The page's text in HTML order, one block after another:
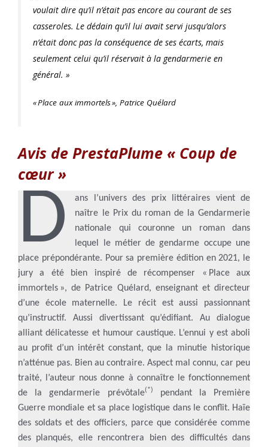
voulait dire qu’il n’était pas encore au courant de ses
casseroles. Le dédain qu’il lui avait servi jusqu’alors
n’était donc pas la conséquence de ses écarts, mais
seulement celui qu’il réservait à la gendarmerie en
général. »
« Place aux immortels », Patrice Quélard
Avis de PrestaPlume « Coup de
cœur »
D
ans l’univers des prix littéraires vient de
naître le Prix du roman de la Gendarmerie
nationale qui couronne un roman dans
lequel le métier de gendarme occupe une
place prépondérante. Pour sa première édition en 2021, le
jury a été bien inspiré de récompenser « Place aux
immortels », de Patrice Quélard, enseignant et directeur
d’une école maternelle. Le récit est aussi passionnant
qu’instructif. Aussi divertissant qu’édifiant. Au dialogue
alliant délicatesse et humour caustique. L’ennui y est aboli
au profit d’un intérêt constant, que la minutie historique
n’atténue pas. Bien au contraire. Aspect mal connu, car peu
traité, l’auteur nous donne à connaître le fonctionnement
de la gendarmerie prévôtale(*)
pendant la Première
Guerre mondiale et sa place logistique dans le conflit. Haïe
des soldats et des officiers, parce que considérée comme
des planqués, elle rencontrera bien des difficultés dans